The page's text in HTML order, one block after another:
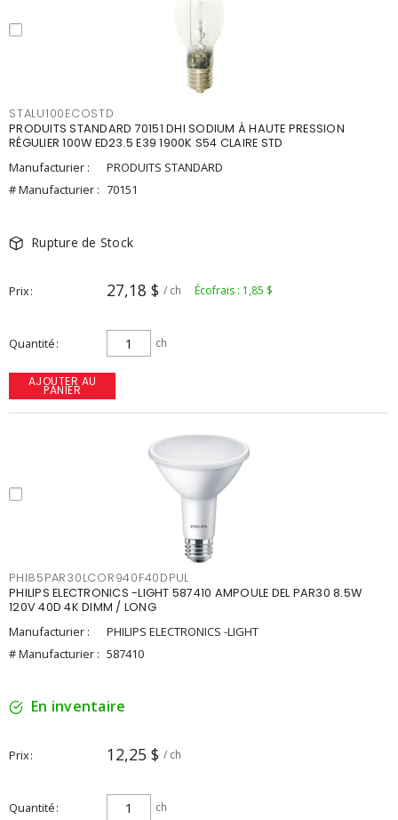
STALU100ECOSTD
PRODUITS STANDARD 70151 DHI SODIUM À HAUTE PRESSION
RÉGULIER 100W ED23.5 E39 1900K S54 CLAIRE STD
Manufacturier :
PRODUITS STANDARD
# Manufacturier : 70151
Rupture de Stock
Prix 27,18 $ / ch Écofrais : 1,85 $
Quantité ch
AJOUTER AU
PANIER
PHI85PAR30LCOR940F40DPUL
PHILIPS ELECTRONICS -LIGHT 587410 AMPOULE DEL PAR30 8.5W
120V 40D 4K DIMM / LONG
Manufacturier :
PHILIPS ELECTRONICS -LIGHT
# Manufacturier : 587410
En inventaire
Prix 12,25 $ / ch
Quantité ch